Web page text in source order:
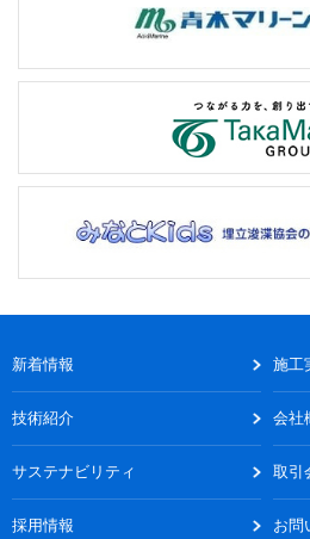
新着情報 施工
技術紹介 会社
サステナビリティ 取引
採用情報 お問